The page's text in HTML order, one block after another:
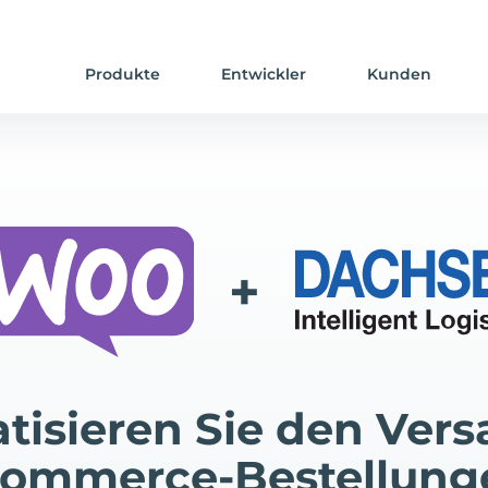
Produkte Entwickler Kunden
+
Sie den